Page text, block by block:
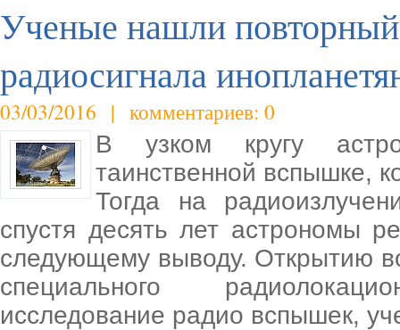
Ученые нашли повторный
радиосигнала
03/03/2016 | комментариев: 0
В узком кругу
таинственной вспышке,
Тогда на
спустя десять лет астрономы
следующему выводу. Открытию
специального
исследование радио вспышек,